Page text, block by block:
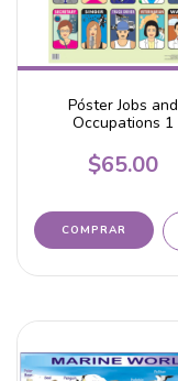
Póster Jobs and
Occupations 1
$65.00